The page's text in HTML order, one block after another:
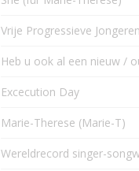
Vrije Progressieve Jongeren
Heb u ook al een nieuw /
Excecution Day
Marie-Therese (Marie-T)
Wereldrecord singer-